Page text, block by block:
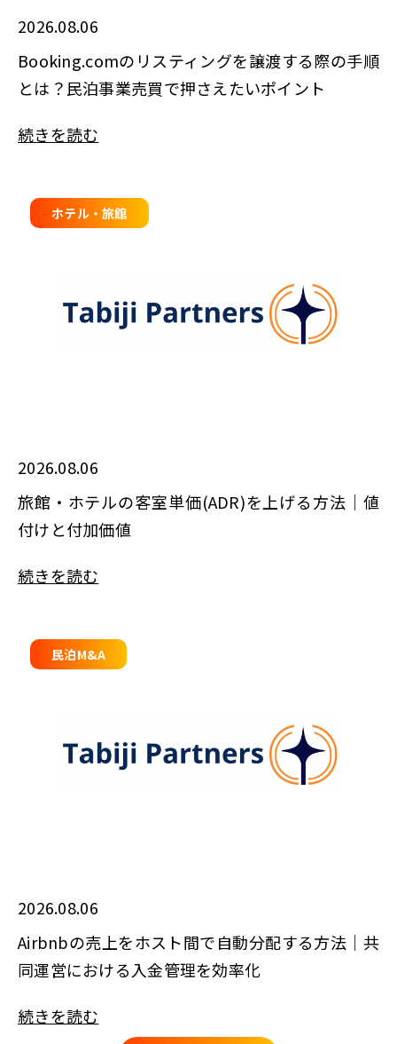
2026.08.06
Booking.comのリスティングを譲渡する際の手順
とは？民泊事業売買で押さえたいポイント
続きを読む
ホテル・旅館
2026.08.06
旅館・ホテルの客室単価(ADR)を上げる方法｜値
付けと付加価値
続きを読む
民泊M&A
2026.08.06
Airbnbの売上をホスト間で自動分配する方法｜共
同運営における入金管理を効率化
続きを読む